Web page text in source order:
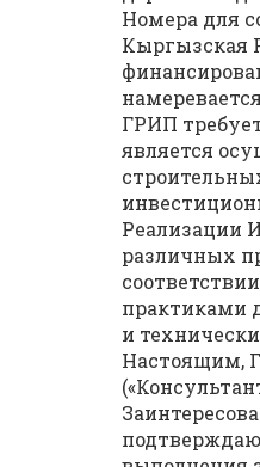
Номера для
Кыргызская
ГРИП
является
Реализации
различных
практиками
и
Настоящим,